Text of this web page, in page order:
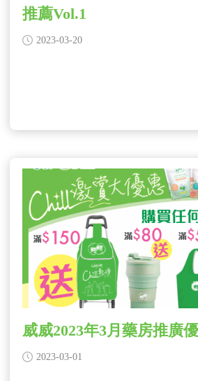
推薦Vol.1
2023-03-20
威威2023年3月藥房推廣
2023-03-01